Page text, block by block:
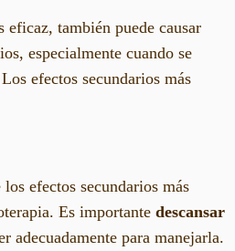
eficaz, también puede causar
especialmente cuando se
efectos secundarios más
los efectos secundarios más
Es importante descansar
adecuadamente para manejarla.